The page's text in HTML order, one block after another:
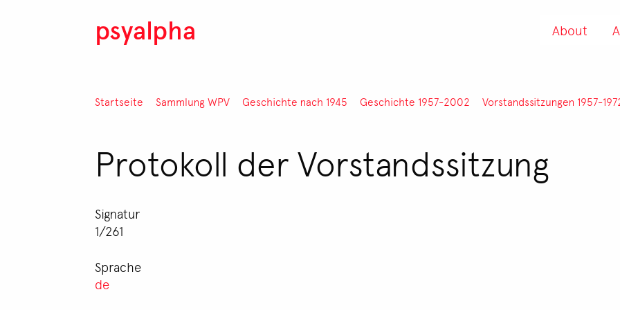
psyalpha About
Pfadnavigation
Startseite Sammlung WPV Geschichte nach 1945 Geschichte 1957-2002 Vorstandssitzungen 1957-
Protokoll der Vorstandssitzung
Signatur
1/261
Sprache
de